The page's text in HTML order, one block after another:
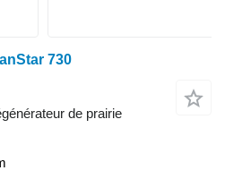
730
de prairie